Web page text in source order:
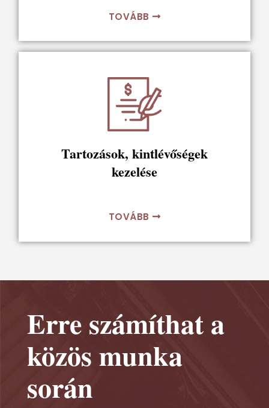
TOVÁBB
Tartozások, kintlévőségek
kezelése
TOVÁBB
Erre számíthat a
közös munka
során